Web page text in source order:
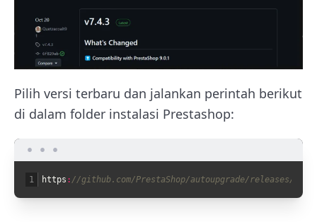
Pilih versi terbaru dan jalankan perintah berikut
di dalam folder instalasi Prestashop:
1 https : //github.com/PrestaShop/autoupgrade/releases/